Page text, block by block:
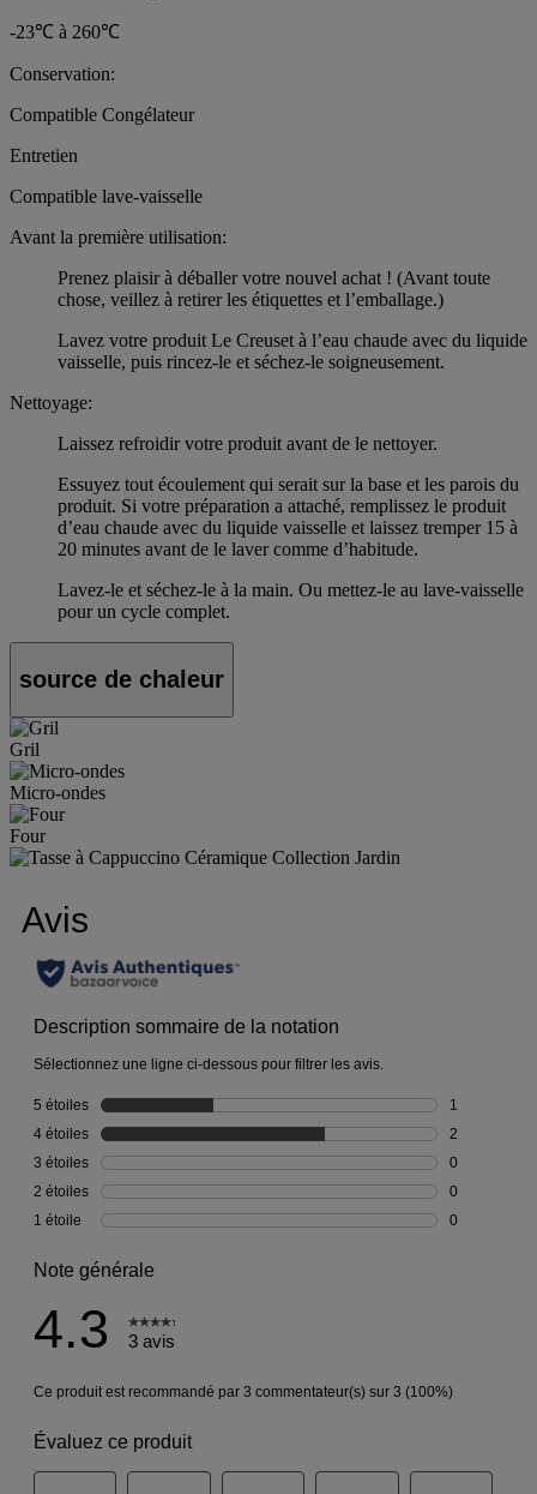
-23℃ à 260℃
Conservation:
Compatible Congélateur
Entretien
Compatible lave-vaisselle
Avant la première utilisation:
Prenez plaisir à déballer votre nouvel achat ! (Avant toute
chose, veillez à retirer les étiquettes et l’emballage.)
Lavez votre produit Le Creuset à l’eau chaude avec du liquide
vaisselle, puis rincez-le et séchez-le soigneusement.
Nettoyage:
Laissez refroidir votre produit avant de le nettoyer.
Essuyez tout écoulement qui serait sur la base et les parois du
produit. Si votre préparation a attaché, remplissez le produit
d’eau chaude avec du liquide vaisselle et laissez tremper 15 à
20 minutes avant de le laver comme d’habitude.
Lavez-le et séchez-le à la main. Ou mettez-le au lave-vaisselle
pour un cycle complet.
source de chaleur
Gril
Micro-ondes
Four